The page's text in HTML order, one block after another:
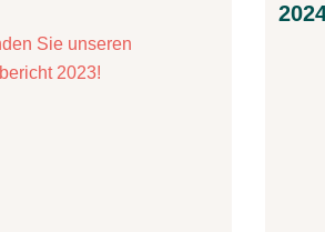
Sie unseren
2023!